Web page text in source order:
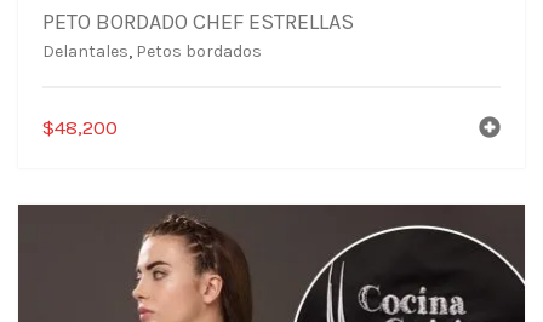
PETO BORDADO CHEF ESTRELLAS
Delantales, Petos bordados
$48,200